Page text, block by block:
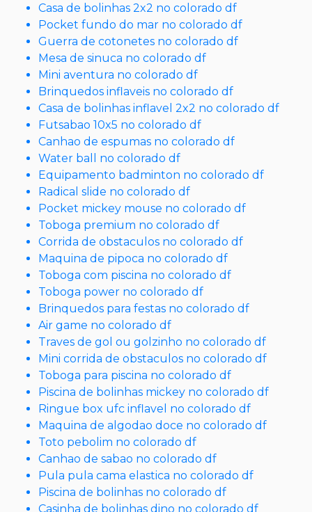
Casa de bolinhas 2x2 no colorado df
Pocket fundo do mar no colorado df
Guerra de cotonetes no colorado df
Mesa de sinuca no colorado df
Mini aventura no colorado df
Brinquedos inflaveis no colorado df
Casa de bolinhas inflavel 2x2 no colorado df
Futsabao 10x5 no colorado df
Canhao de espumas no colorado df
Water ball no colorado df
Equipamento badminton no colorado df
Radical slide no colorado df
Pocket mickey mouse no colorado df
Toboga premium no colorado df
Corrida de obstaculos no colorado df
Maquina de pipoca no colorado df
Toboga com piscina no colorado df
Toboga power no colorado df
Brinquedos para festas no colorado df
Air game no colorado df
Traves de gol ou golzinho no colorado df
Mini corrida de obstaculos no colorado df
Toboga para piscina no colorado df
Piscina de bolinhas mickey no colorado df
Ringue box ufc inflavel no colorado df
Maquina de algodao doce no colorado df
Toto pebolim no colorado df
Canhao de sabao no colorado df
Pula pula cama elastica no colorado df
Piscina de bolinhas no colorado df
Casinha de bolinhas dino no colorado df